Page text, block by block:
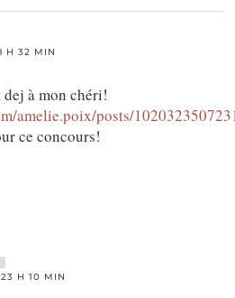
H 32 MIN
à mon chéri!
amelie.poix/posts/
ce concours!
H 10 MIN